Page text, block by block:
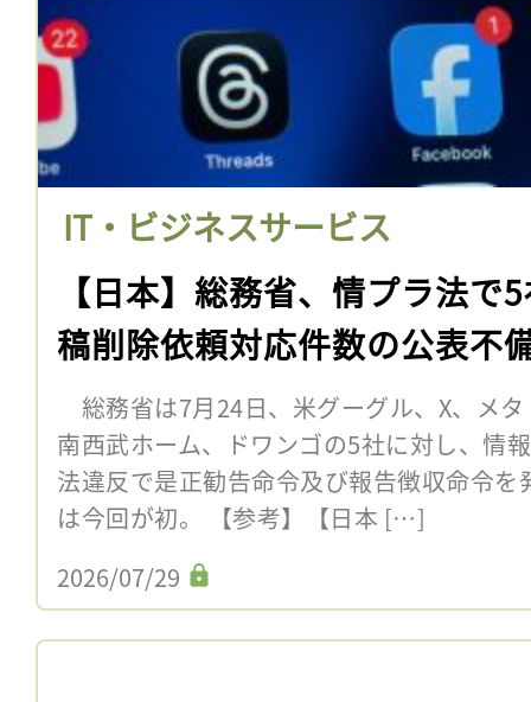
IT・ビジネスサービス
【日本】総務省、情プラ法で
稿削除依頼対応件数の公表不
総務省は7月24日、米グーグル、X、メ
南西武ホーム、ドワンゴの5社に対し、情
法違反で是正勧告命令及び報告徴収命令
は今回が初。 【参考】【日本 […]
2026/07/29